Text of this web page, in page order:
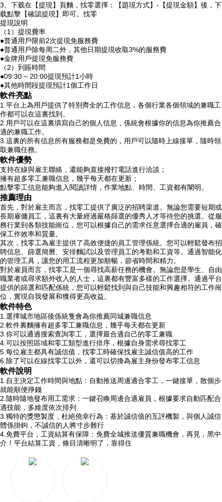
3、下载在【提現】頁麵，找零選擇：【題現方式】-【提現金額】後，下
载點擊【確認提現】即可。找零
提現說明
（1）提現費率
●普通用戶限前2次提現免服務費
●普通用戶除每周二外，其他日期提現收取3%的服務費
●金牌用戶提現免服務費
（2）到賬時間
●09:30 ~ 20:00提現預計1小時
●其他時間段提現預計1個工作日
軟件亮點
1.平台上為用戶提供了特別齊全的工作信息，各個行業各個領域的兼職工
作都可以在這裏找到。
2.用戶可以在這裏填寫自己的個人信息，係統會根據你的信息為你推薦合
適的兼職工作。
3.這裏的所有信息所有服務都是免費的，用戶可以隨時上線接單，隨時領
取兼職任務。
軟件優勢
支持在線與雇主聯絡，還能夠直接撥打電話進行洽談；
擁有超多零工兼職信息，幾乎每天都在更新；
點擊零工信息能夠進入閱讀詳情，作業地點、時間、工資都有闡明。
推薦理由
首先，對於雇主而言，找零工提供了廣泛的招聘渠道。無論您需要短期或
長期雇傭員工，這裏有大量經過嚴格篩選的優秀人才等待您的挑選。從服
務行業到各類技能崗位，您可以根據自己的需求任意選擇合適的雇員，確
保工作效率和質量。
其次，找零工為雇主提供了高效便捷的員工管理係統。您可以輕鬆發布招
聘信息、篩選簡曆、安排麵試以及管理員工的考勤和工資等。通過智能化
的管理工具，讓您的用工流程更加順暢，節省時間和精力。
對於雇員而言，找零工是一個尋找高薪任務的機會。無論您是學生、自由
職業者或尋求額外收入的人士，這裏都有豐富多樣的工作選擇。通過平台
提供的篩選和匹配係統，您可以輕鬆找到與自己技能和興趣相符的工作崗
位，實現自我發展和獲得更高收益。
軟件特色
1.選擇城市地區後係統隻會為你推薦同城兼職信息
2.軟件裏麵擁有超多零工兼職信息，幾乎每天都在更新
3.你可以通過搜索查詢零工，選擇最合適自己的零工兼職
4.可以按照區域和零工類型進行排序，根據自身需求尋找零工
5.每位雇主都具有誠信值，找零工時確保找雇主誠信值高的工作
6.除了可以在線找零工以外，還可以切換為雇主身份發布零工信息
軟件說明
1.自主決定工作時間與地點：自動推送周邊適合零工，一鍵接單，散個步
就能順便掙錢
2.隨時隨地發布用工需求：一鍵召喚周邊合適雇員，根據要求自動匹配合
適技能，多維度依次排列
3.獨特的獎懲製度，杜絕僥幸行為：基於誠信值的互評機製，與個人誠信
體係掛鉤，不誠信的人將寸步難行
4.免費平台，工資結算有保障：免費全城推送優質兼職機會，再見，黑中
介！平台結算工資，條目清晰明了，靠得住